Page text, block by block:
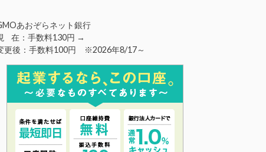
あおぞらネット銀行
在：手数料130円 →
更後：手数料100円 ※2026年8/17～